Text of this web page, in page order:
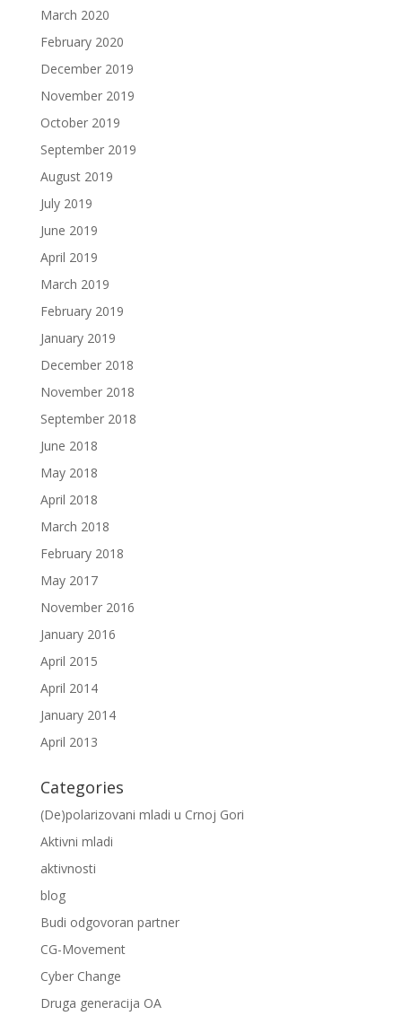
March 2020
February 2020
December 2019
November 2019
October 2019
September 2019
August 2019
July 2019
June 2019
April 2019
March 2019
February 2019
January 2019
December 2018
November 2018
September 2018
June 2018
May 2018
April 2018
March 2018
February 2018
May 2017
November 2016
January 2016
April 2015
April 2014
January 2014
April 2013
Categories
(De)polarizovani mladi u Crnoj Gori
Aktivni mladi
aktivnosti
blog
Budi odgovoran partner
CG-Movement
Cyber Change
Druga generacija OA